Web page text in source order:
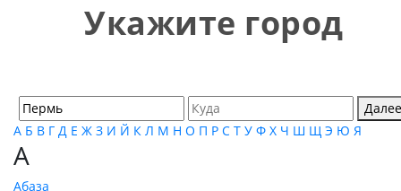
Укажите город
Далее
А Б В Г Д Е Ж З И Й К Л М Н О П Р С Т У Ф Х Ч Ш Щ Э Ю Я
А
Абаза